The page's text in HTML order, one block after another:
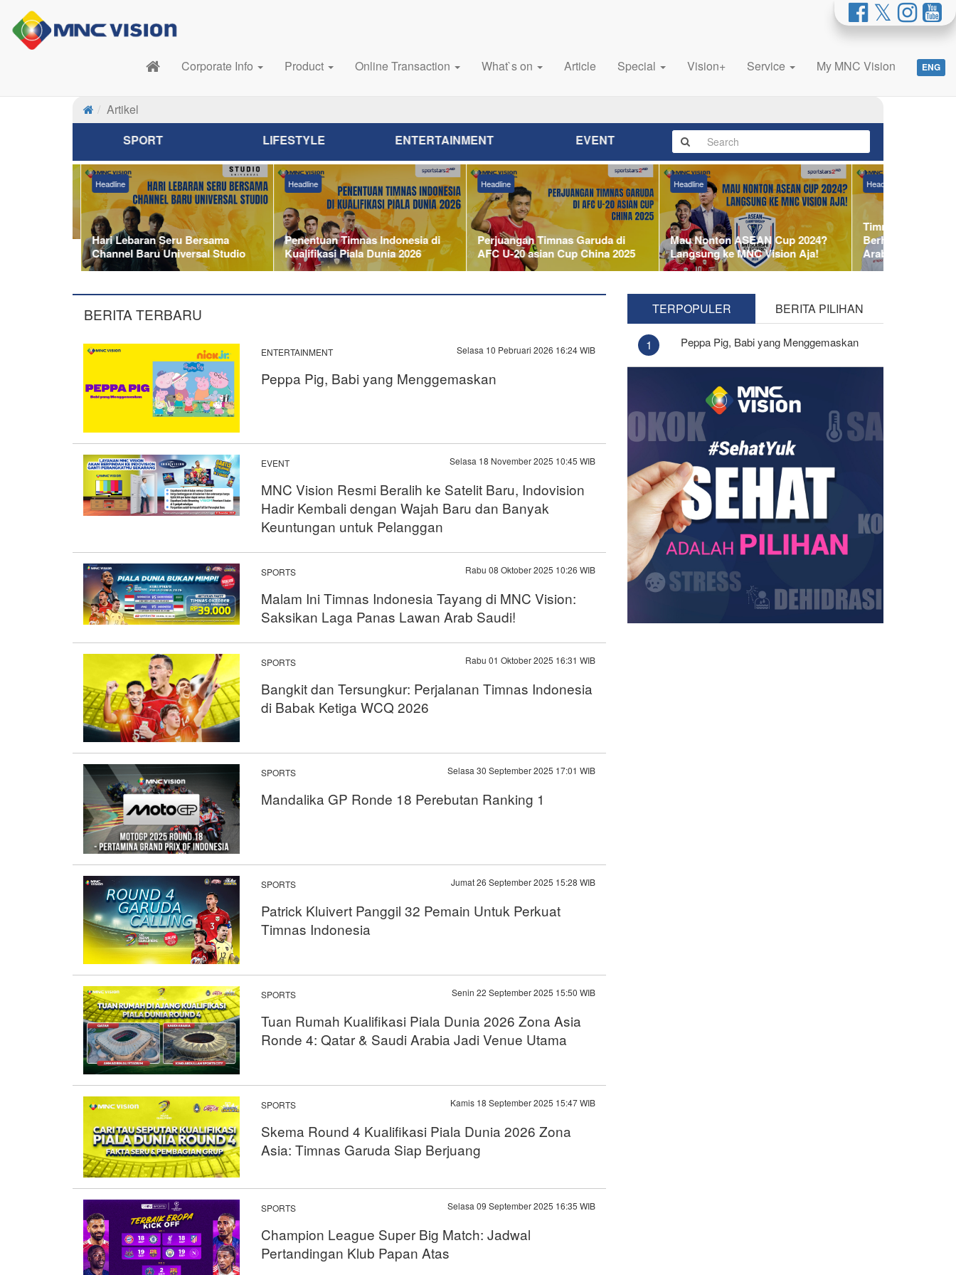
Corporate Info Product Online Transaction What`s on Article Special Vision+ Service My MNC Vision ENG
Artikel
SPORT
LIFESTYLE ENTERTAINMENT EVENT
Headline
Hari Lebaran Seru Bersama
Channel Baru Universal Studio
Headline
Penentuan Timnas Indonesia di
Kualifikasi Piala Dunia 2026
Headline
Perjuangan Timnas Garuda di
AFC U-20 asian Cup China 2025
Headline
Mau Nonton ASEAN Cup 2024?
Langsung ke MNC Vision Aja!
Headline
Timnas Indonesia
Berhadapan
Arab Saudi
BERITA TERBARU
ENTERTAINMENT Selasa 10 Pebruari 2026 16:24 WIB
Peppa Pig, Babi yang Menggemaskan
EVENT Selasa 18 November 2025 10:45 WIB
MNC Vision Resmi Beralih ke Satelit Baru, Indovision
Hadir Kembali dengan Wajah Baru dan Banyak
Keuntungan untuk Pelanggan
SPORTS Rabu 08 Oktober 2025 10:26 WIB
Malam Ini Timnas Indonesia Tayang di MNC Vision:
Saksikan Laga Panas Lawan Arab Saudi!
SPORTS Rabu 01 Oktober 2025 16:31 WIB
Bangkit dan Tersungkur: Perjalanan Timnas Indonesia
di Babak Ketiga WCQ 2026
SPORTS Selasa 30 September 2025 17:01 WIB
Mandalika GP Ronde 18 Perebutan Ranking 1
SPORTS Jumat 26 September 2025 15:28 WIB
Patrick Kluivert Panggil 32 Pemain Untuk Perkuat
Timnas Indonesia
SPORTS Senin 22 September 2025 15:50 WIB
Tuan Rumah Kualifikasi Piala Dunia 2026 Zona Asia
Ronde 4: Qatar & Saudi Arabia Jadi Venue Utama
SPORTS Kamis 18 September 2025 15:47 WIB
Skema Round 4 Kualifikasi Piala Dunia 2026 Zona
Asia: Timnas Garuda Siap Berjuang
SPORTS Selasa 09 September 2025 16:35 WIB
Champion League Super Big Match: Jadwal
Pertandingan Klub Papan Atas
TERPOPULER BERITA PILIHAN
1 Peppa Pig, Babi yang Menggemaskan